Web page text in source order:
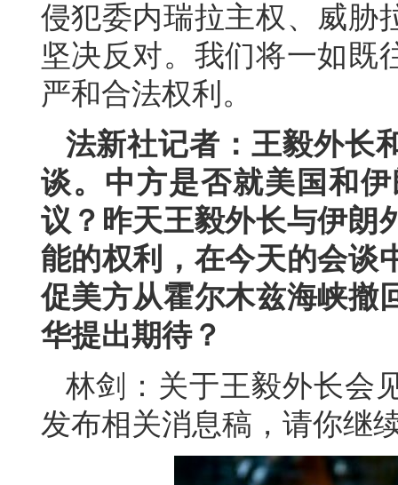
侵犯委内瑞拉主权、威胁
坚决反对。我们将一如既
严和合法权利。
法新社记者：王毅外长
谈。中方是否就美国和
议？昨天王毅外长与伊朗
能的权利，在今天的会谈
促美方从霍尔木兹海峡撤
华提出期待？
林剑：关于王毅外长会
发布相关消息稿，请你继